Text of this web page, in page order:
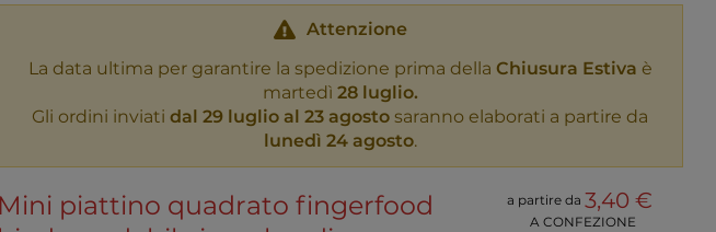
Attenzione
La data ultima per garantire la spedizione prima della Chiusura Estiva è
martedì 28 luglio.
Gli ordini inviati dal 29 luglio al 23 agosto saranno elaborati a partire da
lunedì 24 agosto.
Mini piattino quadrato fingerfood
a partire da 3,40 €
A CONFEZIONE